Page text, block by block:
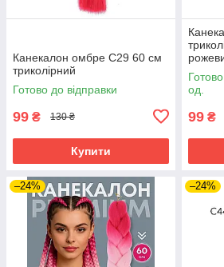
Канекалон омбре C29 60 см
триколірний
Готово до відправки
99 ₴ 130 ₴
Купити
од.
99 ₴
–24% –24%